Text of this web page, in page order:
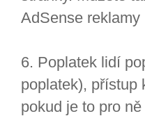
AdSense
6. Poplatek lidí
poplatek), přístup
pokud je to pro